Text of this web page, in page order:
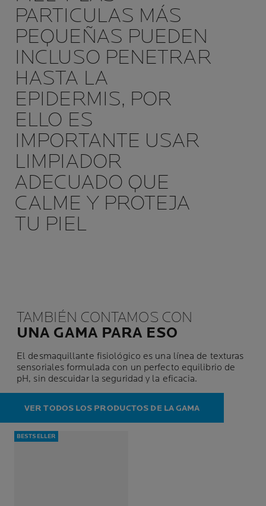
PARTICULAS MÁS
PEQUEÑAS PUEDEN
INCLUSO PENETRAR
HASTA LA
EPIDERMIS, POR
ELLO ES
IMPORTANTE USAR
LIMPIADOR
ADECUADO QUE
CALME Y PROTEJA
TU PIEL
TAMBIÉN CONTAMOS CON
UNA GAMA PARA ESO
El desmaquillante fisiológico es una línea de texturas
sensoriales formulada con un perfecto equilibrio de
pH, sin descuidar la seguridad y la eficacia.
VER TODOS LOS PRODUCTOS DE LA GAMA
BESTSELLER